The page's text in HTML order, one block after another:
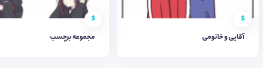
$
آقایی و خانومی
$
مجموعه برچسب